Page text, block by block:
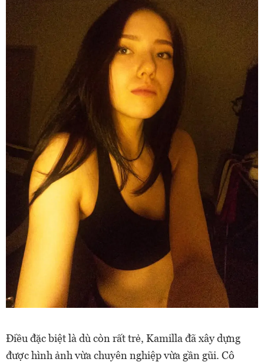
Điều đặc biệt là dù còn rất trẻ, Kamilla đã xây dựng
được hình ảnh vừa chuyên nghiệp vừa gần gũi. Cô